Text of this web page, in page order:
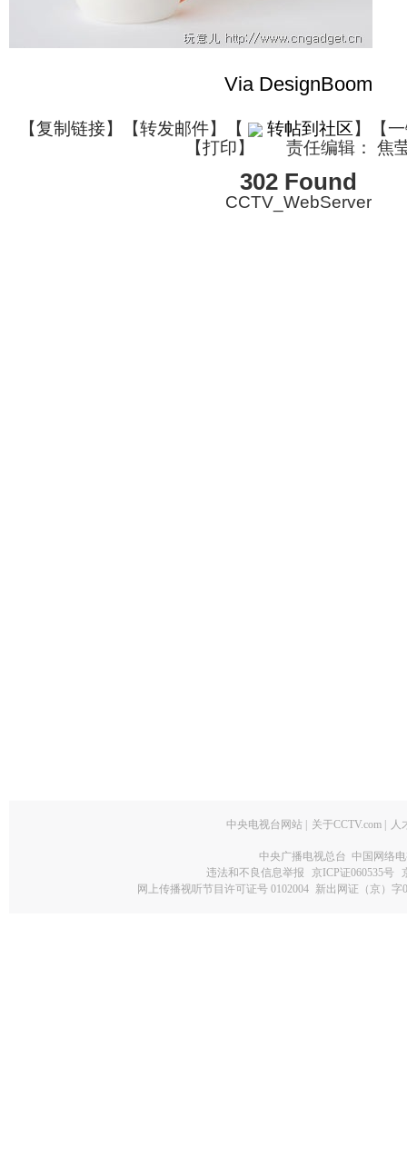
Via DesignBoom
【复制链接】【转发邮件】 【 转帖到社区】【
【打印】 责任编辑： 焦
302 Found
CCTV_WebServer
中央电视台网站 关于CCTV.com 人
中央广播电视总台 中国网络
违法和不良信息举报
京ICP证060535号
网上传播视听节目许可证号 0102004 新出网证（京）